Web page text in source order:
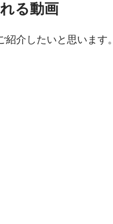
る動画
介したいと思います。